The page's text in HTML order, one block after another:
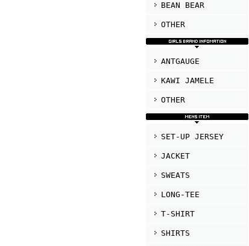
BEAN BEAR
OTHER
ANTGAUGE
KAWI JAMELE
OTHER
SET-UP JERSEY
JACKET
SWEATS
LONG-TEE
T-SHIRT
SHIRTS